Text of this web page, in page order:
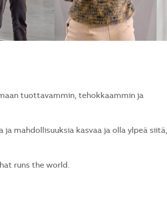
tuottavammin, tehokkaammin ja
mahdollisuuksia kasvaa ja olla ylpeä siitä,
runs the world.